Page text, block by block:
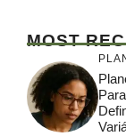
MOST